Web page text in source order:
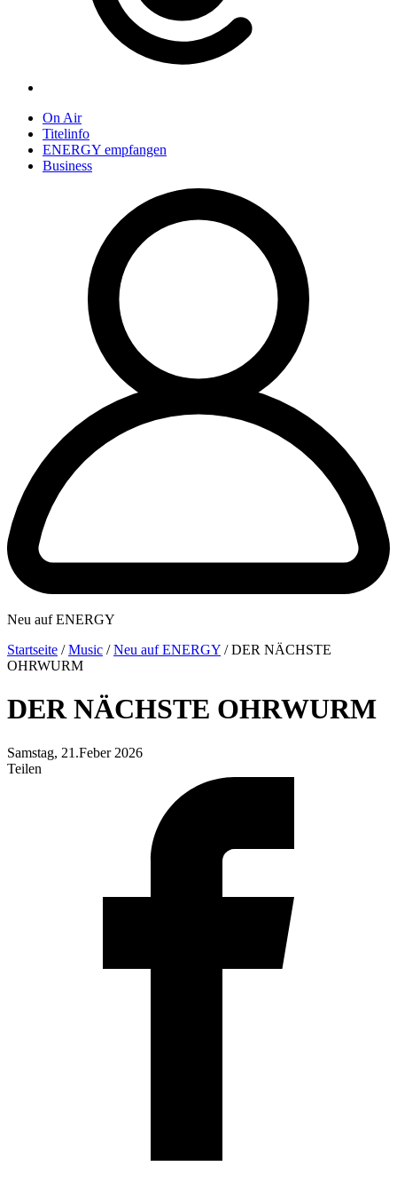
On Air
Titelinfo
ENERGY empfangen
Business
Neu auf ENERGY
Startseite /Music /Neu auf ENERGY /DER NÄCHSTE
OHRWURM
DER NÄCHSTE OHRWURM
Samstag, 21.Feber 2026
Teilen